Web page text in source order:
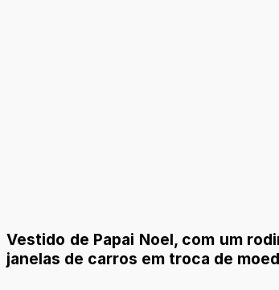
Vestido de Papai Noel, com um
janelas de carros em troca de